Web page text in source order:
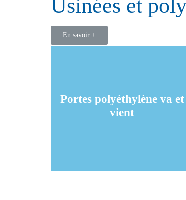
Usinées et
En savoir +
Portes polyéthylène va et
vient
vient